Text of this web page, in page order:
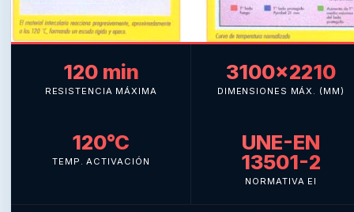
120 min
RESISTENCIA MÁXIMA
3100×2210
DIMENSIONES MÁX. (MM)
120°C
TEMP. ACTIVACIÓN
UNE-EN
13501-2
NORMATIVA EI